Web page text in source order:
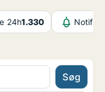
24h1.330
Søg